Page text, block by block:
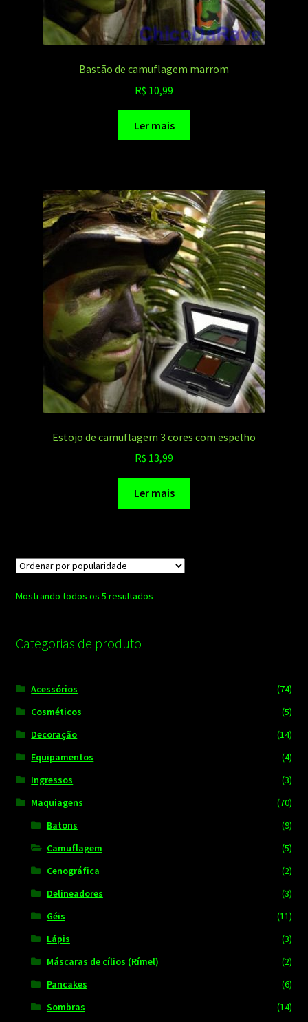
Bastão de camuflagem marrom
R$ 10,99
Ler mais
Estojo de camuflagem 3 cores com espelho
R$ 13,99
Ler mais
Mostrando todos os 5 resultadosClassificado
Categorias de produto
Acessórios
(74)
Cosméticos
(5)
Decoração
(14)
Equipamentos
(4)
Ingressos
(3)
Maquiagens
(70)
Batons
(9)
Camuflagem
(5)
Cenográfica
(2)
Delineadores
(3)
Géis
(11)
Lápis
(3)
Máscaras de cílios (Rímel)
(2)
Pancakes
(6)
Sombras
(14)